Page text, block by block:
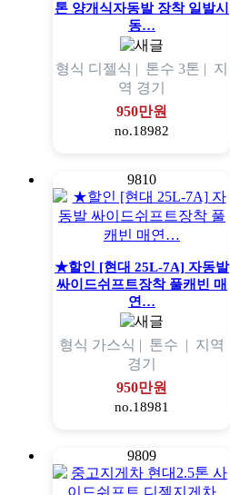
톤 양개식자동발 장착 일발시
동…
형식 디젤식 | 톤수 3톤 | 지
역 경기
950만원
no.18982
9810
★할인 [현대 25L-7A] 자동발
싸이드쉬프트장착 풀캐빈 매
연…
형식 가스식 | 톤수 | 지역
경기
950만원
no.18981
9809